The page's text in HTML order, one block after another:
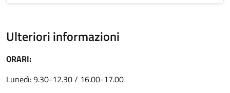
Ulteriori informazioni
ORARI:
Lunedì: 9.30-12.30 / 16.00-17.00